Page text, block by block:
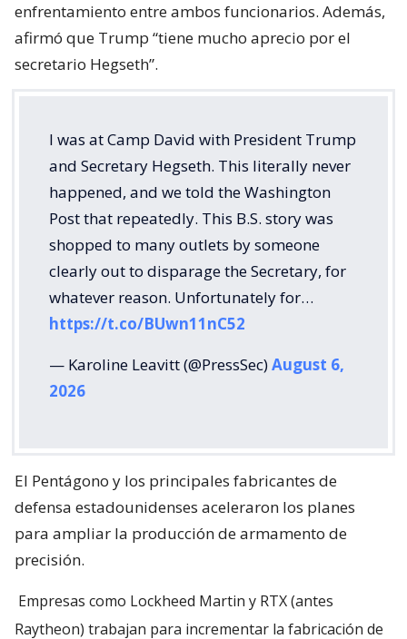
enfrentamiento entre ambos funcionarios. Además,
afirmó que Trump “tiene mucho aprecio por el
secretario Hegseth”.
I was at Camp David with President Trump
and Secretary Hegseth. This literally never
happened, and we told the Washington
Post that repeatedly. This B.S. story was
shopped to many outlets by someone
clearly out to disparage the Secretary, for
whatever reason. Unfortunately for…
https://t.co/BUwn11nC52
— Karoline Leavitt (@PressSec)August 6,
2026
El Pentágono y los principales fabricantes de
defensa estadounidenses aceleraron los planes
para ampliar la producción de armamento de
precisión.
Empresas como Lockheed Martin y RTX (antes
Raytheon) trabajan para incrementar la fabricación de